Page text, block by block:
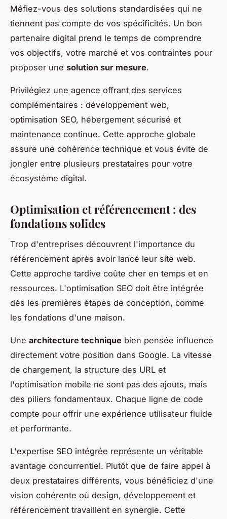
Méfiez-vous des solutions standardisées qui ne
tiennent pas compte de vos spécificités. Un bon
partenaire digital prend le temps de comprendre
vos objectifs, votre marché et vos contraintes pour
proposer une solution sur mesure.
Privilégiez une agence offrant des services
complémentaires : développement web,
optimisation SEO, hébergement sécurisé et
maintenance continue. Cette approche globale
assure une cohérence technique et vous évite de
jongler entre plusieurs prestataires pour votre
écosystème digital.
Optimisation et référencement : des
fondations solides
Trop d'entreprises découvrent l'importance du
référencement après avoir lancé leur site web.
Cette approche tardive coûte cher en temps et en
ressources. L'optimisation SEO doit être intégrée
dès les premières étapes de conception, comme
les fondations d'une maison.
Une architecture technique bien pensée influence
directement votre position dans Google. La vitesse
de chargement, la structure des URL et
l'optimisation mobile ne sont pas des ajouts, mais
des piliers fondamentaux. Chaque ligne de code
compte pour offrir une expérience utilisateur fluide
et performante.
L'expertise SEO intégrée représente un véritable
avantage concurrentiel. Plutôt que de faire appel à
deux prestataires différents, vous bénéficiez d'une
vision cohérente où design, développement et
référencement travaillent en synergie. Cette